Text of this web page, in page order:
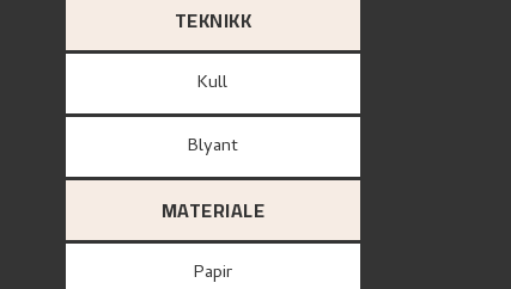
TEKNIKK
Kull
Blyant
MATERIALE
papir